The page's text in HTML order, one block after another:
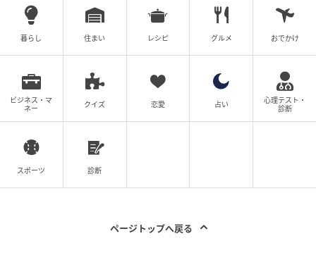
の記事をもっとみる
暮らし 住まい レシピ グルメ おでかけ
ビジネス・マ
ネー
クイズ 恋愛 占い
心理テスト・
診断
スポーツ 診断
ページトップへ戻る